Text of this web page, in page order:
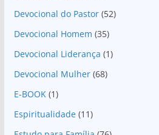
Devocional do Pastor(52)
Devocional Homem (35)
Devocional Liderança (1)
Devocional Mulher(68)
E-BOOK (1)
Espiritualidade(11)